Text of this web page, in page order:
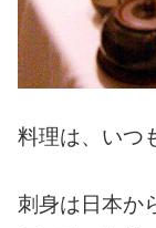
料理は、いつ
刺身は日本か